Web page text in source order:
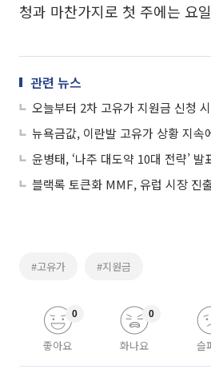
청과 마찬가지로 첫 주에는 요
관련 뉴스
블랙록 토큰화 MMF, 유럽 시장 진
#고유가 #지원금
좋아요
0
화나요
0
슬